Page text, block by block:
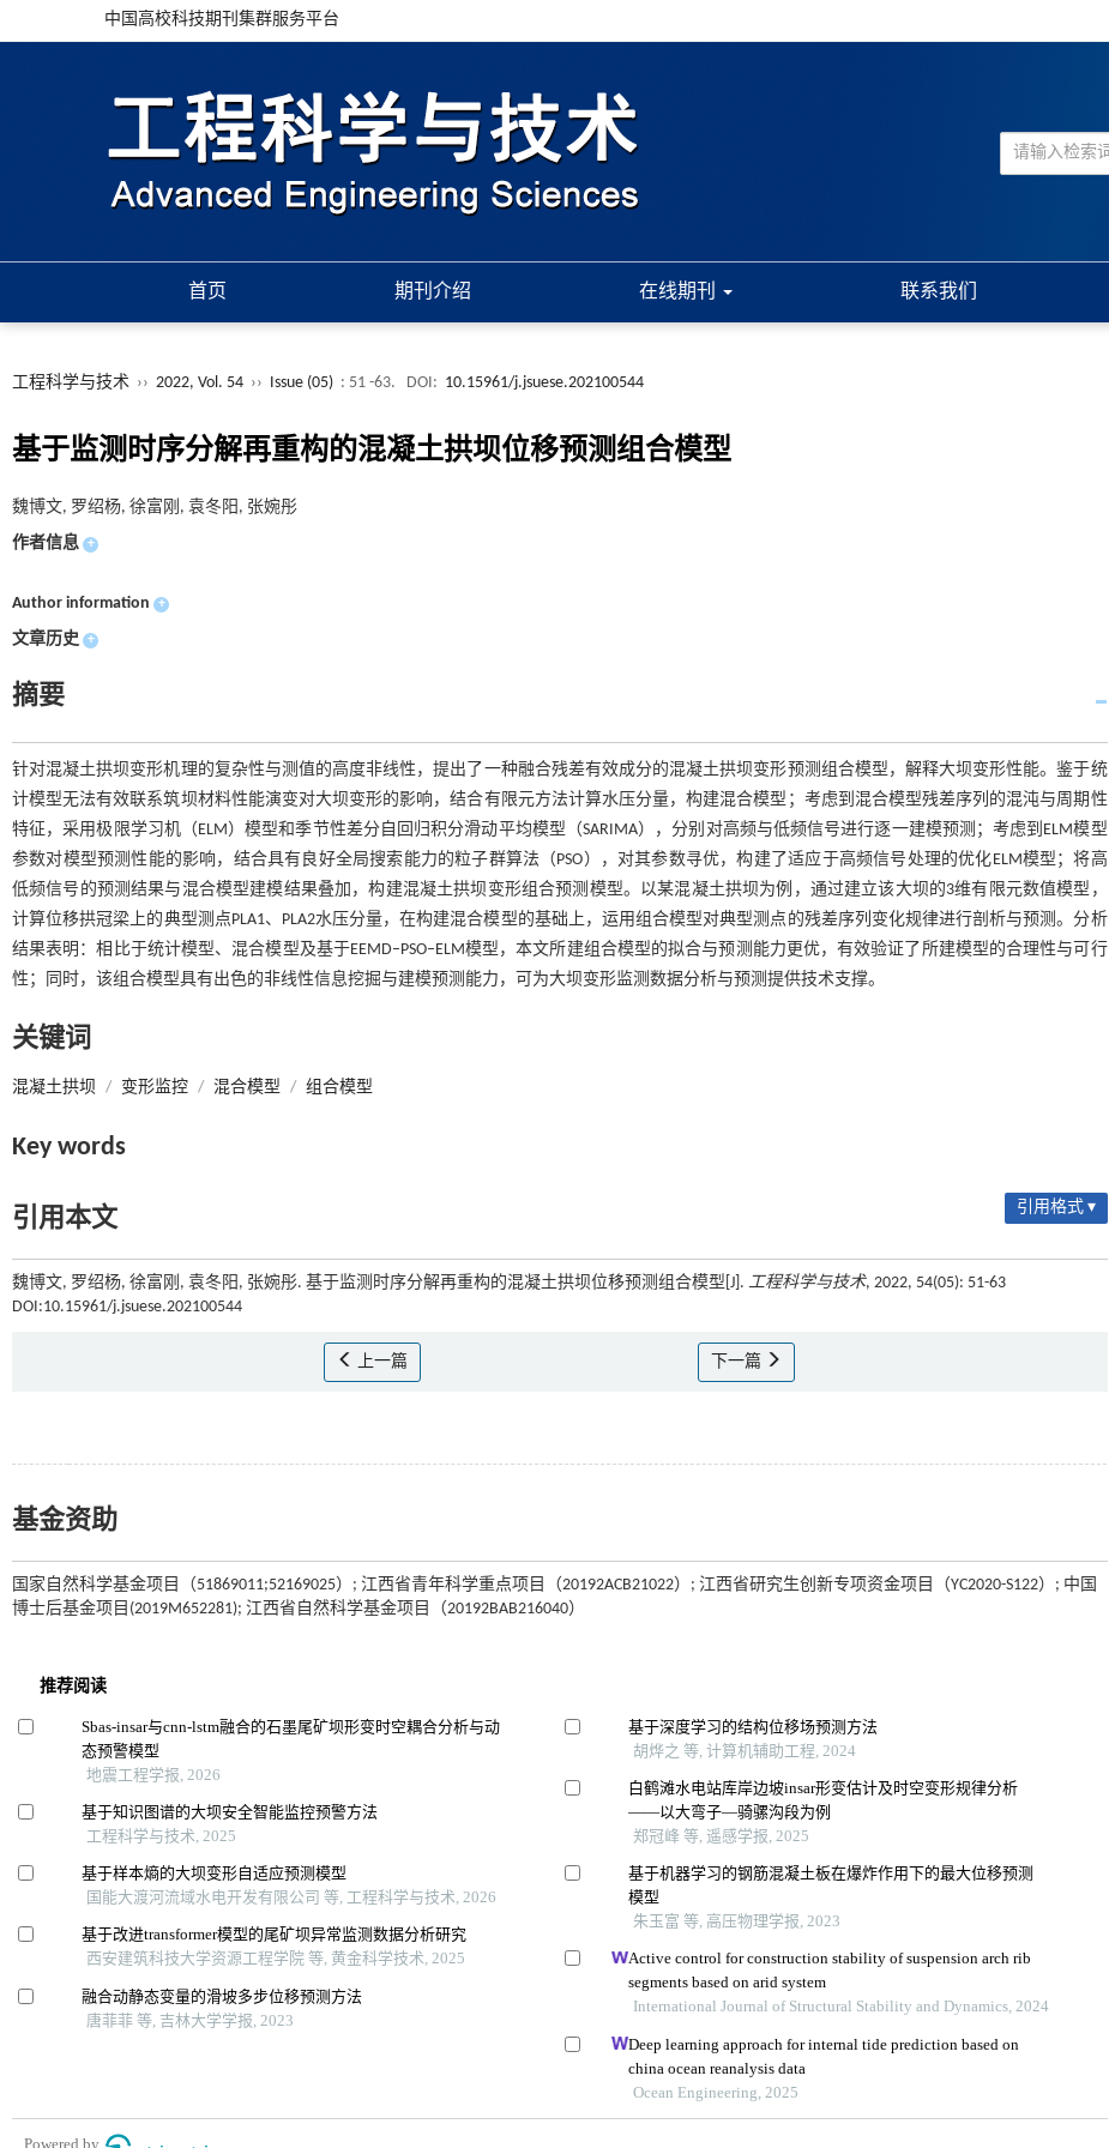
中国高校科技期刊集群服务平台
首页 期刊介绍 在线期刊 联系我们
工程科学与技术 ›› 2022, Vol. 54 ›› Issue (05) : 51 -63. DOI: 10.15961/j.jsuese.202100544
基于监测时序分解再重构的混凝土拱坝位移预测组合模型
魏博文, 罗绍杨, 徐富刚, 袁冬阳, 张婉彤
作者信息 +
Author information +
文章历史 +
摘要
针对混凝土拱坝变形机理的复杂性与测值的高度非线性，提出了一种融合残差有效成分的混凝土拱坝变形预测组合模型，解释大坝变形性能。鉴于统
计模型无法有效联系筑坝材料性能演变对大坝变形的影响，结合有限元方法计算水压分量，构建混合模型；考虑到混合模型残差序列的混沌与周期性
特征，采用极限学习机（ELM）模型和季节性差分自回归积分滑动平均模型（SARIMA），分别对高频与低频信号进行逐一建模预测；考虑到ELM模型
参数对模型预测性能的影响，结合具有良好全局搜索能力的粒子群算法（PSO），对其参数寻优，构建了适应于高频信号处理的优化ELM模型；将高
低频信号的预测结果与混合模型建模结果叠加，构建混凝土拱坝变形组合预测模型。以某混凝土拱坝为例，通过建立该大坝的3维有限元数值模型，
计算位移拱冠梁上的典型测点PLA1、PLA2水压分量，在构建混合模型的基础上，运用组合模型对典型测点的残差序列变化规律进行剖析与预测。分析
结果表明：相比于统计模型、混合模型及基于EEMD–PSO–ELM模型，本文所建组合模型的拟合与预测能力更优，有效验证了所建模型的合理性与可行
性；同时，该组合模型具有出色的非线性信息挖掘与建模预测能力，可为大坝变形监测数据分析与预测提供技术支撑。
关键词
混凝土拱坝 / 变形监控 / 混合模型 / 组合模型
Key words
引用本文 引用格式 ▾
魏博文, 罗绍杨, 徐富刚, 袁冬阳, 张婉彤. 基于监测时序分解再重构的混凝土拱坝位移预测组合模型[J]. 工程科学与技术, 2022, 54(05): 51-63
DOI:10.15961/j.jsuese.202100544
上一篇 下一篇
基金资助
国家自然科学基金项目（51869011;52169025）; 江西省青年科学重点项目（20192ACB21022）; 江西省研究生创新专项资金项目（YC2020-S122）; 中国
博士后基金项目(2019M652281); 江西省自然科学基金项目（20192BAB216040）